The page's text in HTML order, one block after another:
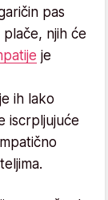
pas
njih će
je
ih lako
iscrpljujuće